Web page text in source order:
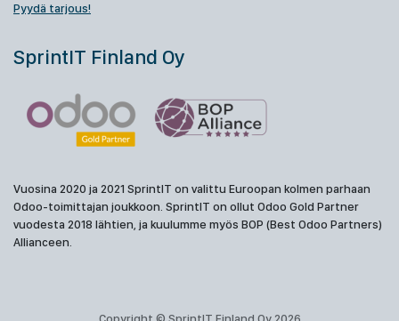
Pyydä tarjous!
SprintIT Finland Oy
Vuosina 2020 ja 2021 SprintIT on valittu Euroopan kolmen parhaan
Odoo-toimittajan joukkoon. SprintIT on ollut Odoo Gold Partner
vuodesta 2018 lähtien, ja kuulumme myös BOP (Best Odoo Partners)
Allianceen.
Copyright © SprintIT Finland Oy 2026